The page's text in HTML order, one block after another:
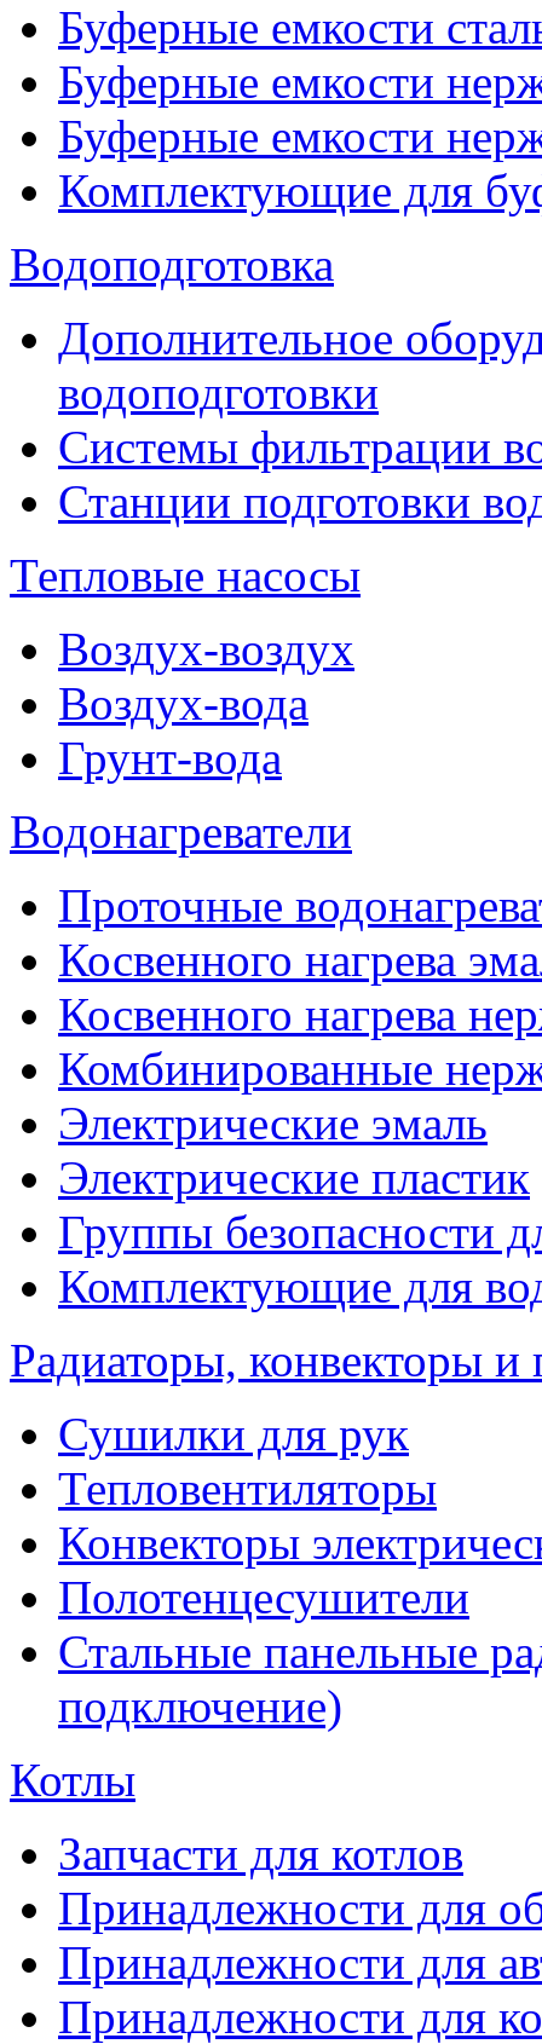
Буферные емкости
Буферные емкости
Буферные емкости
Комплектующие для
Водоподготовка
Дополнительное
водоподготовки
Системы фильтрации
Станции подготовки
Тепловые насосы
Воздух-воздух
Воздух-вода
Грунт-вода
Водонагреватели
Проточные
Косвенного нагрева
Косвенного нагрева
Комбинированные
Электрические эмаль
Электрические пластик
Группы безопасности
Комплектующие для
Радиаторы, конвекторы и
Сушилки для рук
Тепловентиляторы
Конвекторы
Полотенцесушители
Стальные панельные
подключение)
Котлы
Запчасти для котлов
Принадлежности для
Принадлежности для
Принадлежности для